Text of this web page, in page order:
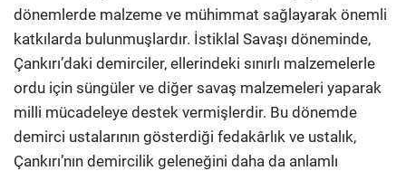
dönemlerde malzeme ve mühimmat sağlayarak önemli
katkılarda bulunmuşlardır. İstiklal Savaşı döneminde,
Çankırı’daki demirciler, ellerindeki sınırlı malzemelerle
ordu için süngüler ve diğer savaş malzemeleri yaparak
milli mücadeleye destek vermişlerdir. Bu dönemde
demirci ustalarının gösterdiği fedakârlık ve ustalık,
Çankırı’nın demircilik geleneğini daha da anlamlı